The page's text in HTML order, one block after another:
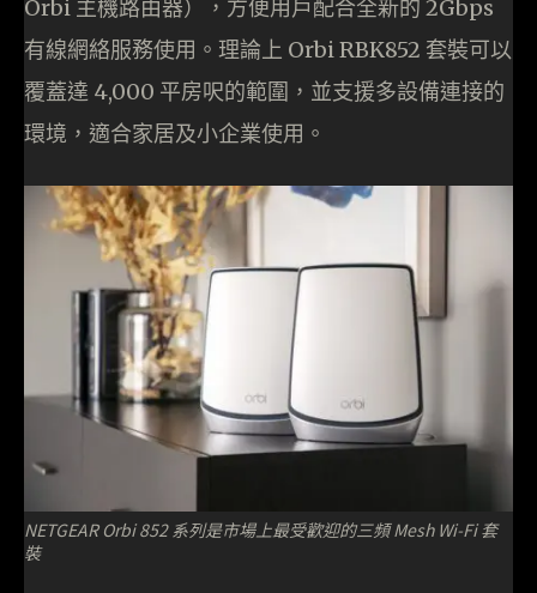
Orbi 主機路由器），方便用戶配合全新的 2Gbps
有線網絡服務使用。理論上 Orbi RBK852 套裝可以
覆蓋達 4,000 平房呎的範圍，並支援多設備連接的
環境，適合家居及小企業使用。
NETGEAR Orbi 852 系列是市場上最受歡迎的三頻 Mesh Wi-Fi 套
裝